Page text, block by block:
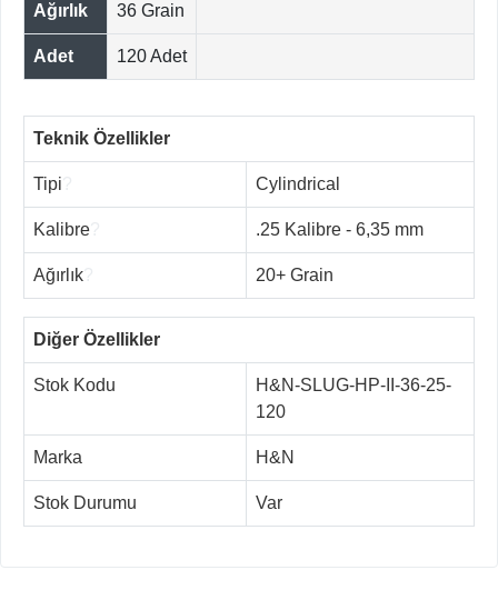
Ağırlık 36 Grain
Adet 120 Adet
Teknik Özellikler
Tipi Cylindrical
Kalibre .25 Kalibre - 6,35 mm
Ağırlık 20+ Grain
Diğer Özellikler
Stok Kodu
H&N-SLUG-HP-II-36-25-
120
Marka H&N
Stok Durumu Var